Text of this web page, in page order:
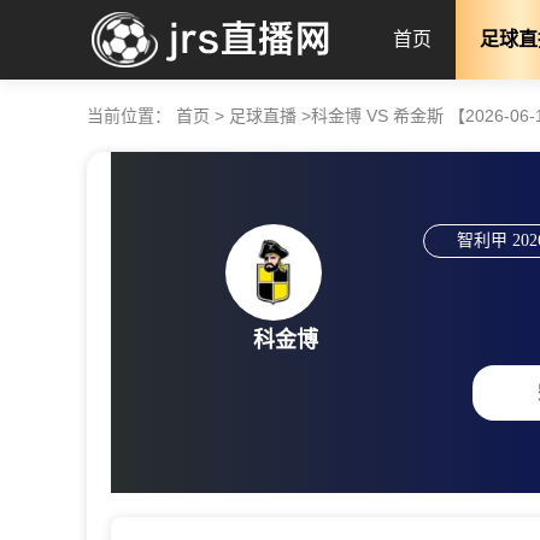
首页 足球
当前位置： 首页 > 足球直播 >科金博 VS 希金斯 【2026-
科金博
智利甲